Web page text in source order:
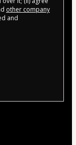
other company
and